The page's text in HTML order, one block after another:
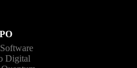
Digital